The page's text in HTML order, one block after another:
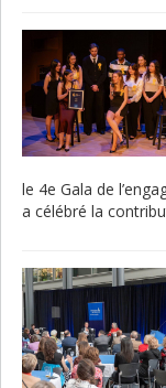
le 4e Gala de
a célébré la